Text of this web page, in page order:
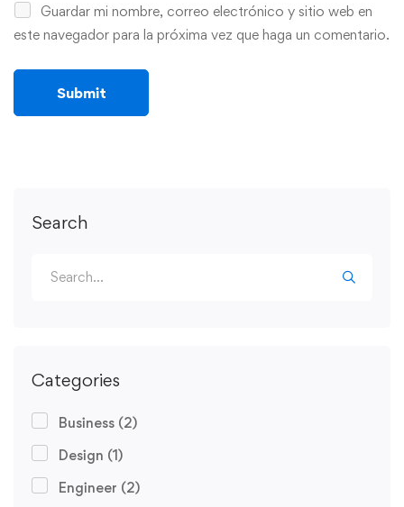
Search
Categories
Business (2)
Design (1)
Engineer (2)
Guardar mi nombre, correo electrónico y sitio web en
este navegador para la próxima vez que haga un comentario.